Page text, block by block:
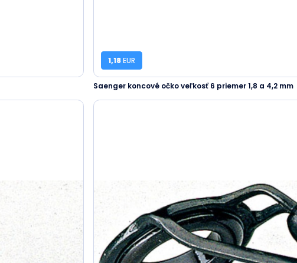
1,18EUR
Saenger koncové očko veľkosť 6 priemer 1,8 a 4,2 mm